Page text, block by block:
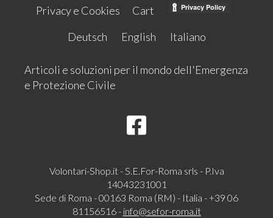
Privacy e Cookies
Cart
Deutsch
English Italiano
Articoli e soluzioni per il mondo dell'Emergenza
e Protezione Civile
Volontari-Shop.it - S.E.For-Roma srls - P.Iva
14043231001
Sede di Roma - 00163 Roma (RM) - Italia - +39 06
81156516 - info@sefor-roma.it